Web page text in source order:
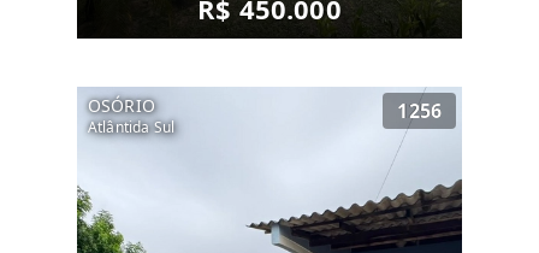
R$ 450.000
OSÓRIO
Atlântida Sul
1256